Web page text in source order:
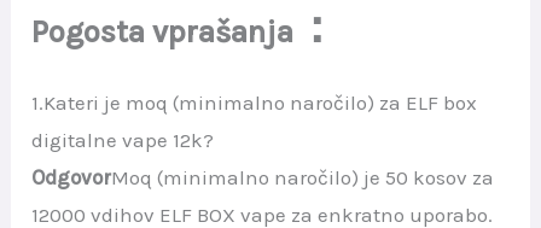
Pogosta vprašanja ：
1.Kateri je moq (minimalno naročilo) za ELF box
digitalne vape 12k?
OdgovorMoq (minimalno naročilo) je 50 kosov za
12000 vdihov ELF BOX vape za enkratno uporabo.